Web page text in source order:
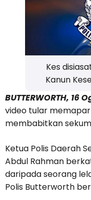
Kes
Kanun
BUTTERWORTH, 16
video tular
membabitkan
Ketua Polis Daerah
Abdul Rahman
daripada seorang
Polis Butterworth